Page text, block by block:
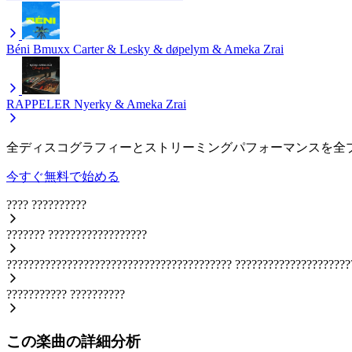
Béni Bmuxx Carter & Lesky & døpelym & Ameka Zrai
RAPPELER Nyerky & Ameka Zrai
全ディスコグラフィーとストリーミングパフォーマンスを全
今すぐ無料で始める
???? ??????????
??????? ??????????????????
?????????????????????????????????????????
??????????? ??????????
この楽曲の詳細分析